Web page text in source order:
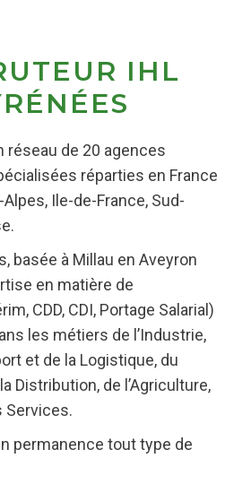
IHL
réseau de 20 agences
réparties en France
Ile-de-France, Sud-
basée à Millau en Aveyron
en matière de
CDD, CDI, Portage Salarial)
les métiers de l’Industrie,
et de la Logistique, du
Distribution, de l’Agriculture,
Services.
permanence tout type de